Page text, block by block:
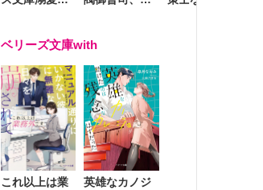
激烈愛で貫く
ベリーズ文庫with
これ以上は業
英雄なカノジ